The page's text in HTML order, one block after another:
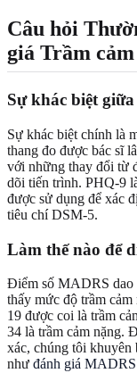
Câu hỏi
giá Trầm cảm
Sự khác biệt
Sự khác biệt chính là
thang đo được bác sĩ
với những thay đổi từ
dõi tiến trình. PHQ-9
được sử dụng để xác
tiêu chí DSM-5.
Làm thế nào để
Điểm số MADRS dao
thấy mức độ trầm
19 được coi là trầm
34 là trầm cảm nặng.
xác, chúng tôi khuyên
như đánh giá